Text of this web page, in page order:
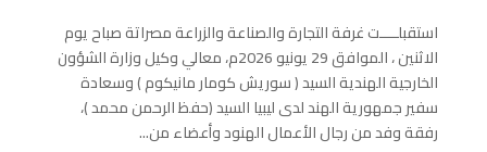
استقبلــــت غرفة التجارة والصناعة والزراعة مصراتة صباح يوم
الاثنين ، الموافق 29 يونيو 2026م، معالي وكيل وزارة الشؤون
الخارجية الهندية السيد ( سوريش كومار مانيكوم ) وسعادة
سفير جمهورية الهند لدى ليبيا السيد (حفظ الرحمن محمد )،
رفقة وفد من رجال الأعمال الهنود وأعضاء من...